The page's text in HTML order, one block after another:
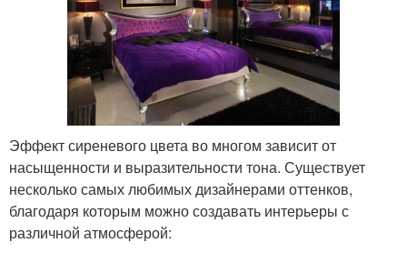
Эффект сиреневого цвета во многом зависит от
насыщенности и выразительности тона. Существует
несколько самых любимых дизайнерами оттенков,
благодаря которым можно создавать интерьеры с
различной атмосферой: